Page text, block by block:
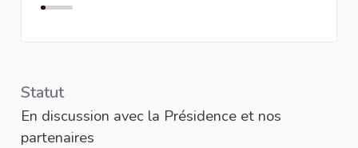
Statut
En discussion avec la Présidence et nos
partenaires